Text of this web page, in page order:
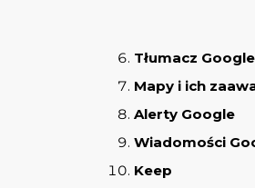
Tłumacz Google
Mapy i ich
Alerty Google
Wiadomości
Keep